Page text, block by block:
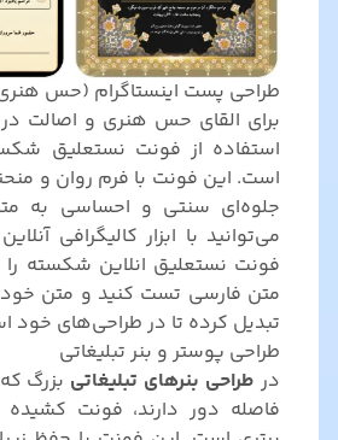
طراحی پست اینستاگرام (حس
برای القای حس هنری و اصالت در
استفاده از فونت نستعلیق
است. این فونت با فرم روان و
جلوه‌ای سنتی و احساسی به
می‌توانید با ابزار کالیگرافی
فونت نستعلیق انلاین شکسته را
متن فارسی تست کنید و متن خود
تبدیل کرده تا در طراحی‌های خود
طراحی پوستر و بنر تبلیغاتی
در طراحی بنرهای تبلیغاتی بزرگ
فاصله دور دارند، فونت